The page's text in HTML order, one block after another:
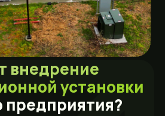
внедрение
установки
предприятия?